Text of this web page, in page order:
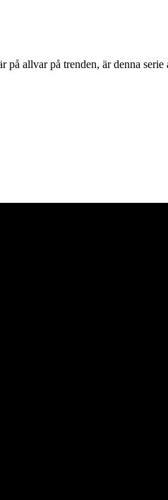
på allvar på trenden, är denna